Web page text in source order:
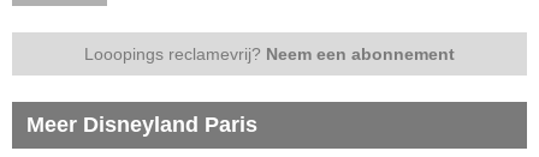
Looopings reclamevrij? Neem een abonnement
Meer Disneyland Paris